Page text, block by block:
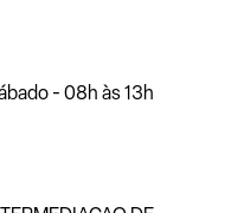
- 08h às 13h